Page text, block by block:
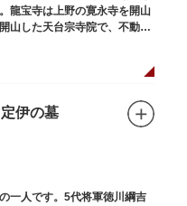
龍宝寺は上野の寛永寺を開山
山した天台宗寺院で、不動明
伊の墓
一人です。5代将軍徳川綱吉